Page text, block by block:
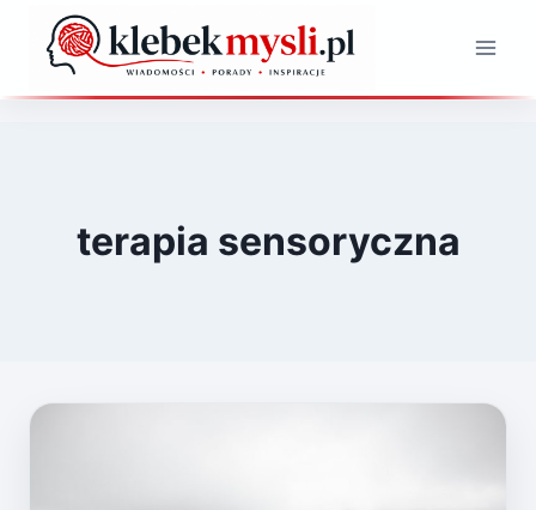
Przejdź
terapia sensoryczna